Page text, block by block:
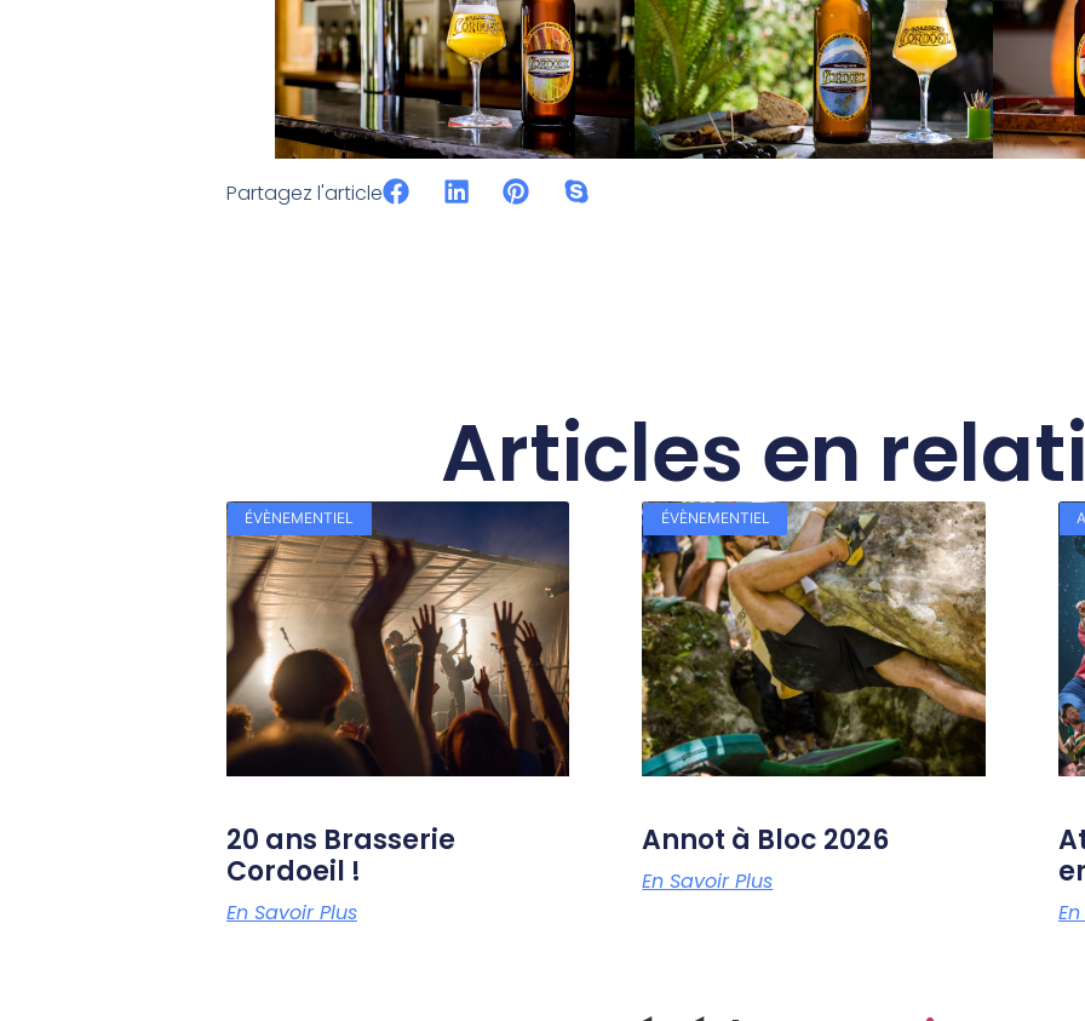
Partagez l'article
Articles en
ÉVÈNEMENTIEL
20 ans Brasserie
Cordoeil !
En Savoir Plus
ÉVÈNEMENTIEL
Annot à Bloc 2026
En Savoir Plus